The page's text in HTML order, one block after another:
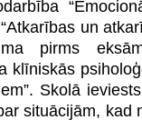
un
pirms
klīniskās
Skolā
situācijām, kad